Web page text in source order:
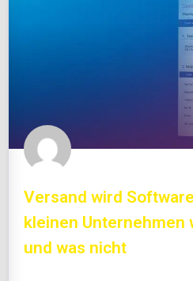
Versand wird
kleinen Unternehmen
und was nicht